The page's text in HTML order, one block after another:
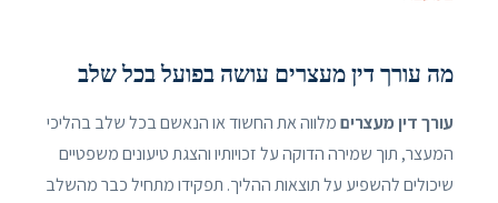
מה עורך דין מעצרים עושה בפועל בכל שלב
עורך דין מעצריםמלווה את החשוד או הנאשם בכל שלב בהליכי
המעצר, תוך שמירה הדוקה על זכויותיו והצגת טיעונים משפטיים
שיכולים להשפיע על תוצאות ההליך. תפקידו מתחיל כבר מהשלב